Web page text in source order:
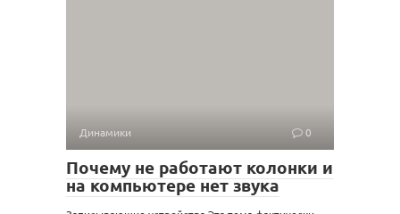
Динамики 0
Почему не работают колонки и
на компьютере нет звука